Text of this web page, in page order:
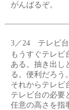
がんばるぞ。
3／24 テレビ台
もうすぐテレビ
ある。抽き出し
る。便利だろう。
それからテレビ
テレビ台の必要
任意の高さを指